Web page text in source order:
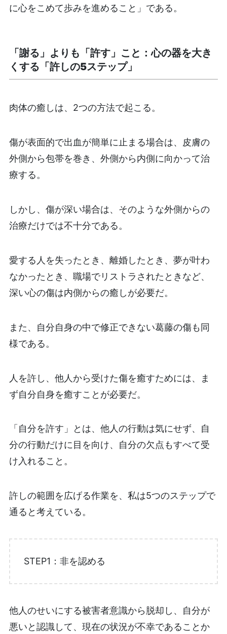
に心をこめて歩みを進めること」である。
「謝る」よりも「許す」こと：心の器を大き
くする「許しの5ステップ」
肉体の癒しは、2つの方法で起こる。
傷が表面的で出血が簡単に止まる場合は、皮膚の
外側から包帯を巻き、外側から内側に向かって治
療する。
しかし、傷が深い場合は、そのような外側からの
治療だけでは不十分である。
愛する人を失ったとき、離婚したとき、夢が叶わ
なかったとき、職場でリストラされたときなど、
深い心の傷は内側からの癒しが必要だ。
また、自分自身の中で修正できない葛藤の傷も同
様である。
人を許し、他人から受けた傷を癒すためには、ま
ず自分自身を癒すことが必要だ。
「自分を許す」とは、他人の行動は気にせず、自
分の行動だけに目を向け、自分の欠点もすべて受
け入れること。
許しの範囲を広げる作業を、私は5つのステップで
通ると考えている。
STEP1：非を認める
他人のせいにする被害者意識から脱却し、自分が
悪いと認識して、現在の状況が不幸であることか